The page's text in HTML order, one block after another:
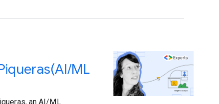
ML
an AI/ML